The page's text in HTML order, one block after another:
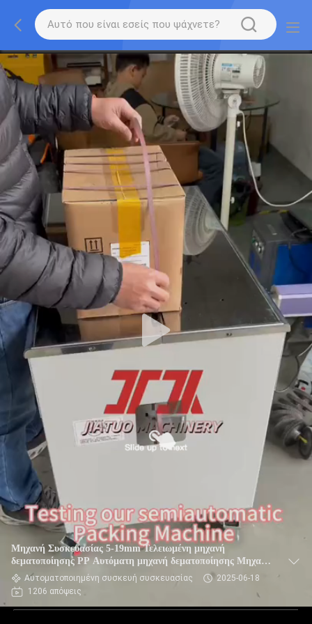
Μηχανή Συσκευασίας 5-19mm Τελειωμένη μηχανή
δεματοποίησης PP Αυτόματη μηχανή δεματοποίησης Μηχανή
δεματοποίησης υψηλής ταχύτητας
Αυτοματοποιημένη συσκευή συσκευασίας
2025-06-18
1206 απόψεις